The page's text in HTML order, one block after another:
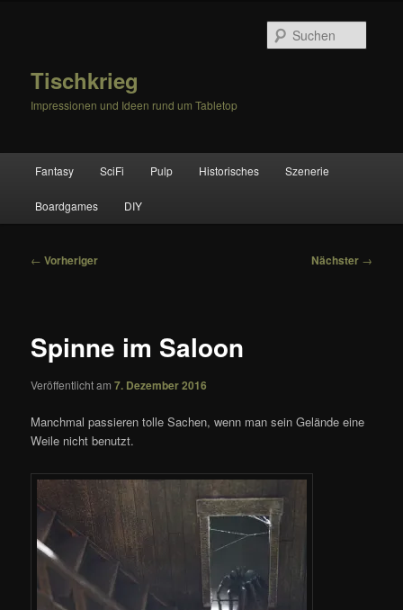
Tischkrieg
Impressionen und Ideen rund um Tabletop
Fantasy SciFi Pulp Historisches Szenerie
Boardgames DIY
Beitragsnavigation
← Vorheriger Nächster →
Spinne im Saloon
Veröffentlicht am7. Dezember 2016
Manchmal passieren tolle Sachen, wenn man sein Gelände eine
Weile nicht benutzt.